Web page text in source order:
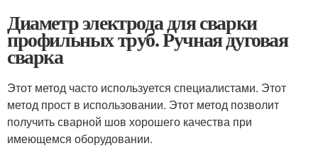
Диаметр электрода для сварки
профильных труб. Ручная дуговая
сварка
Этот метод часто используется специалистами. Этот
метод прост в использовании. Этот метод позволит
получить сварной шов хорошего качества при
имеющемся оборудовании.